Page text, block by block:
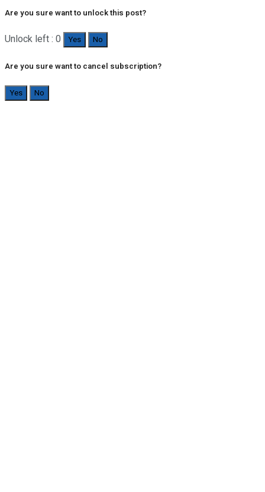
Are you sure want to unlock this post?
Unlock left : 0 Yes No
Are you sure want to cancel subscription?
Yes No